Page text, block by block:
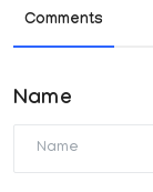
Comments
Name